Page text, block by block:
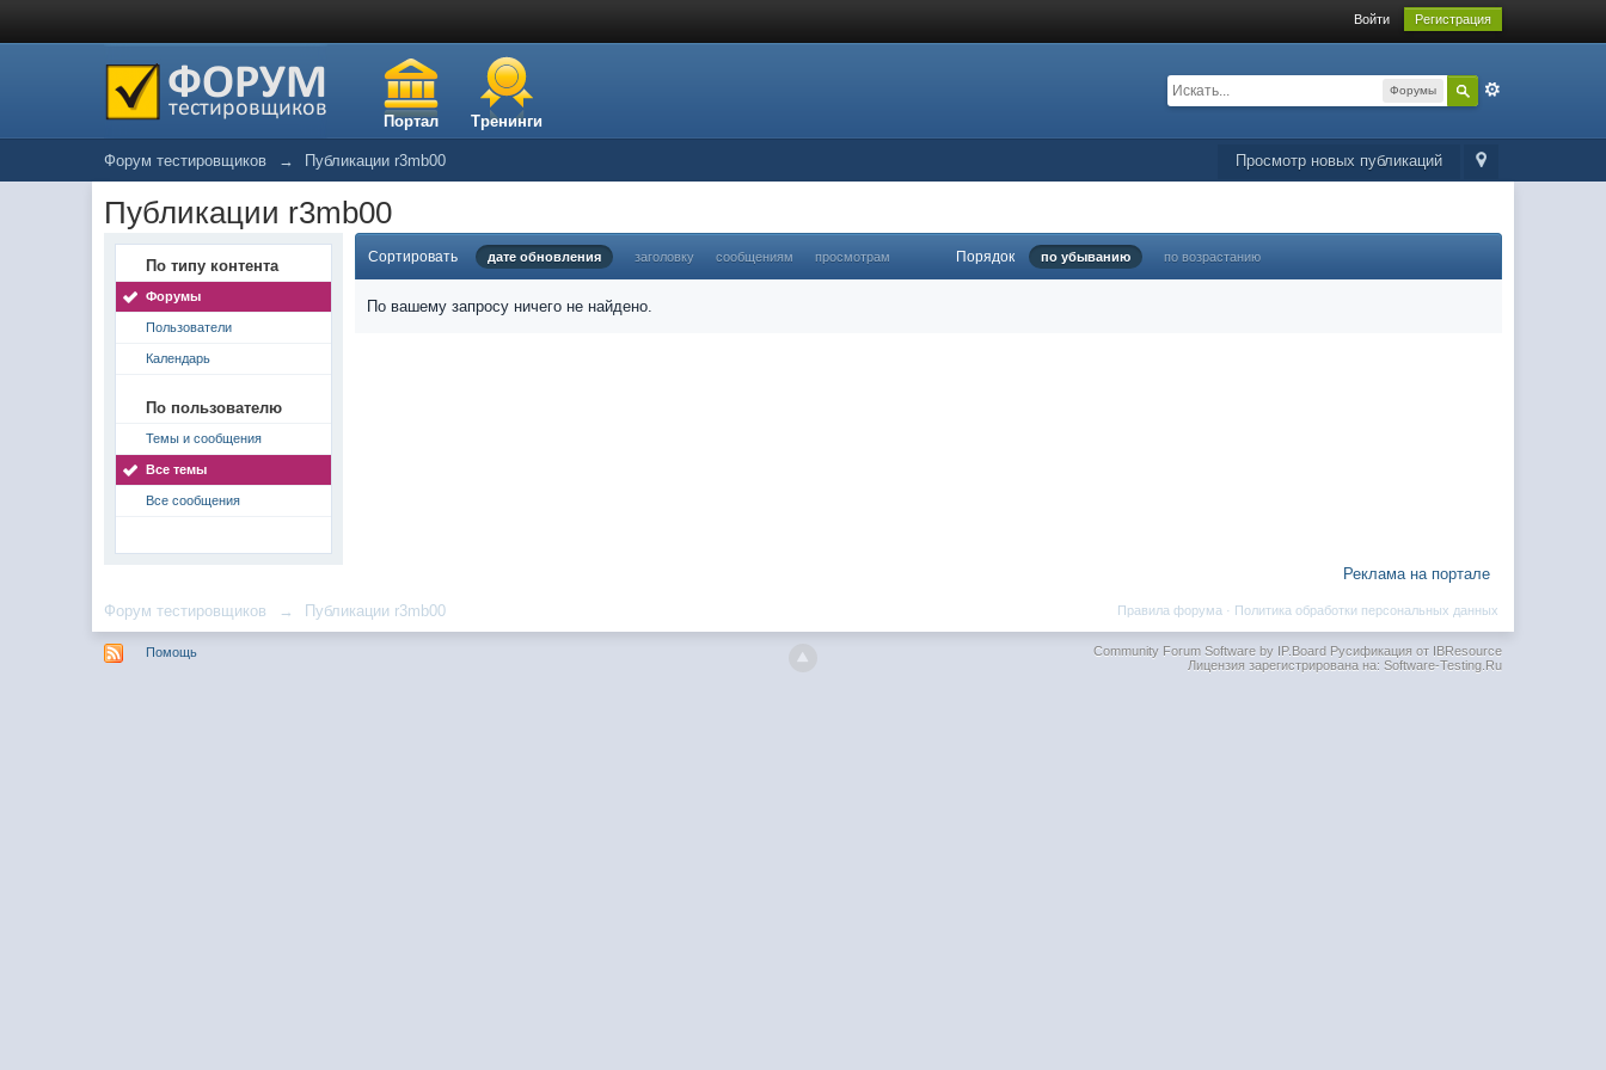
Войти Регистрация
Портал Тренинги
Форумы
Просмотр новых публикаций
Форум тестировщиков → Публикации r3mb00
Публикации r3mb00
По типу контента
Форумы
Пользователи
Календарь
По пользователю
Темы и сообщения
Все темы
Все сообщения
Сортировать дате обновления заголовку сообщениям просмотрам Порядок по убыванию по возрастанию
По вашему запросу ничего не найдено.
Реклама на портале
Форум тестировщиков → Публикации r3mb00 Политика обработки персональных данных
Правила форума ·
Помощь Community Forum Software by IP.BoardРусификация от IBResource
Лицензия зарегистрирована на: Software-Testing.Ru